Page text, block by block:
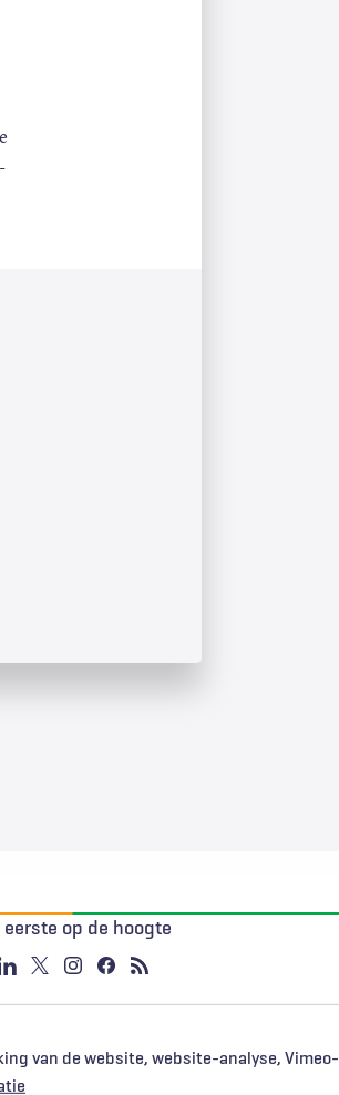
van de website, website-analyse, Vimeo-
eerste op de hoogte